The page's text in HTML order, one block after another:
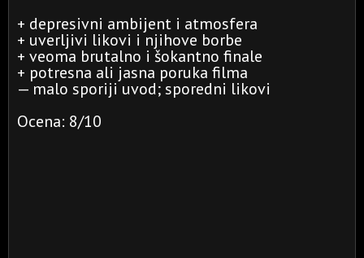
+ depresivni ambijent i atmosfera
+ uverljivi likovi i njihove borbe
+ veoma brutalno i šokantno finale
+ potresna ali jasna poruka filma
— malo sporiji uvod; sporedni likovi
Ocena: 8/10